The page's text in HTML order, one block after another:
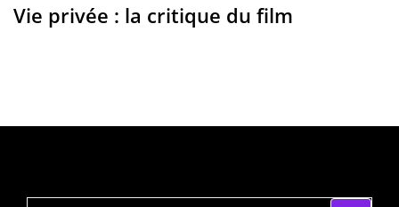
Vie privée : la critique du film